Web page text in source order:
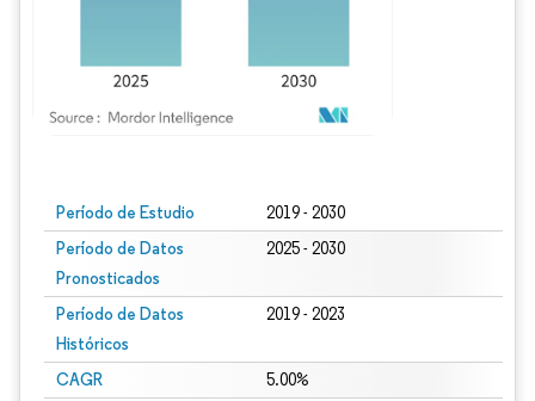
Período de Estudio 2019 - 2030
Período de Datos
Pronosticados
2025 - 2030
Período de Datos
Históricos
2019 - 2023
CAGR 5.00%